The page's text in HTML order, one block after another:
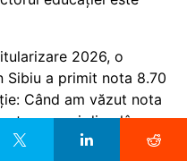
2026, o
Sibiu a primit nota 8.70
Când am văzut nota
opri din plâns.
că lucrarea mea nu a